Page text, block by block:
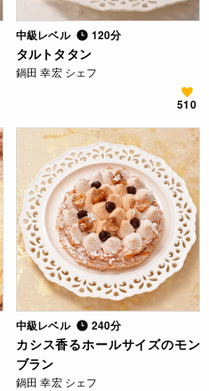
中級レベル 120分
タルトタタン
鍋田 幸宏 シェフ
510
中級レベル 240分
カシス香るホールサイズのモン
ブラン
鍋田 幸宏 シェフ